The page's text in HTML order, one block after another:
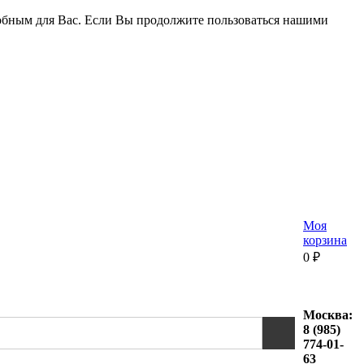
для Вас. Если Вы продолжите пользоваться нашими
Моя
корзина
0 ₽
Москва:
8 (985)
774-01-
63